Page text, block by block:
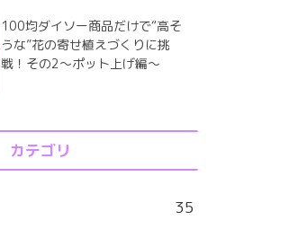
100均ダイソー商品だけで“高そ
うな”花の寄せ植えづくりに挑
戦！その2～ポット上げ編～
カテゴリ
35